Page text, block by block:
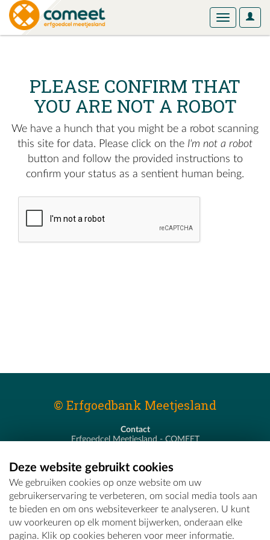
User
Toggle
PLEASE CONFIRM THAT
YOU ARE NOT A ROBOT
We have a hunch that you might be a robot scanning
this site for data. Please click on the I'm not a robot
button and follow the provided instructions to
confirm your status as a sentient human being.
© Erfgoedbank Meetjesland
Contact
Erfgoedcel Meetjesland - COMEET
T - 09 373 75 96
E -erfgoedcel@comeet.be
Deze website gebruikt cookies
We gebruiken cookies op onze website om uw
gebruikerservaring te verbeteren, om social media tools aan
te bieden en om ons websiteverkeer te analyseren. U kunt
uw voorkeuren op elk moment bijwerken, onderaan elke
pagina. Klik op cookies beheren voor meer informatie.